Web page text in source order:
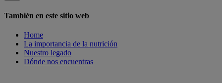
También en este sitio web
Home
La importancia de la nutrición
Nuestro legado
Dónde nos encuentras